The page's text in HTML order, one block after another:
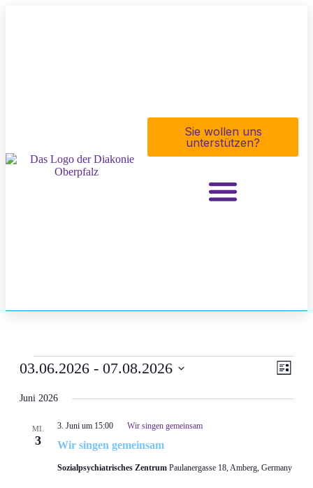
Sie wollen uns
unterstützen?
Liste
03.06.2026 - 07.08.2026
wählen.
Juni 2026
MI.
3 Wir singen gemeinsam
3. Juni um 15:00 Wir singen gemeinsam
Sozialpsychiatrisches Zentrum Paulanergasse 18, Amberg, Germany